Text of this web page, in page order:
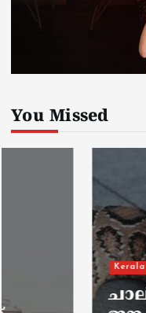
You Missed
kerala news